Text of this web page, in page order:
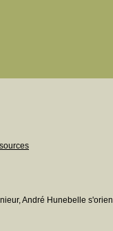
André Hunebelle